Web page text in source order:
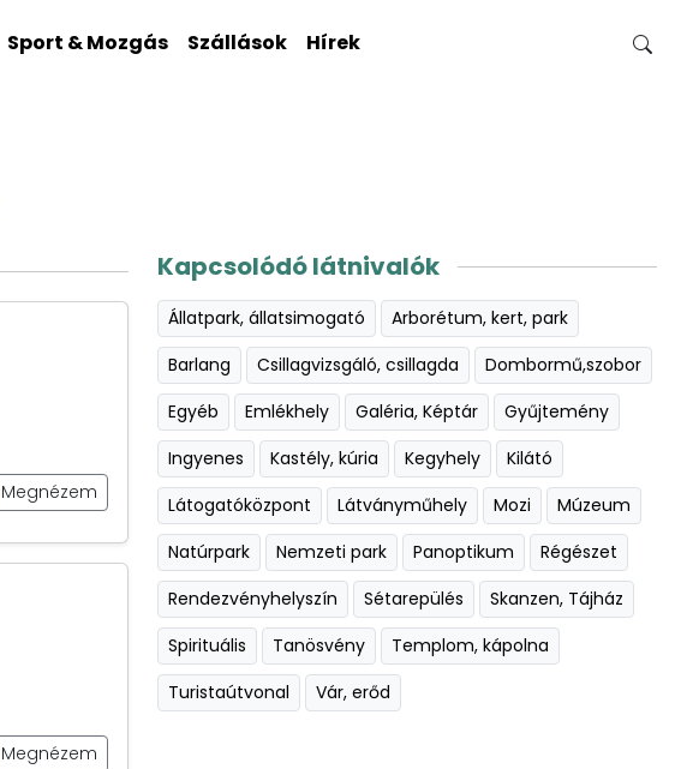
Sport & Mozgás Szállások Hírek
Megnézem
Megnézem
Kapcsolódó látnivalók
Állatpark, állatsimogató
Arborétum, kert, park
Barlang
Csillagvizsgáló, csillagda
Dombormű,szobor
Egyéb
Emlékhely Galéria, Képtár
Gyűjtemény
Ingyenes
Kastély, kúria Kegyhely
Kilátó
Látogatóközpont
Látványműhely Mozi
Múzeum
Natúrpark
Nemzeti park Panoptikum
Régészet
Rendezvényhelyszín
Sétarepülés
Skanzen, Tájház
Spirituális
Tanösvény
Templom, kápolna
Turistaútvonal
Vár, erőd